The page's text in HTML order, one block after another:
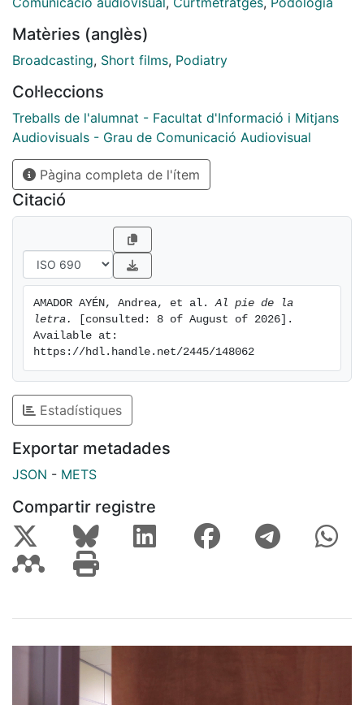
Moya Calero; Enregistrament i postproducció de so:
Marc Serrano i Farrerons; Muntatge: Isaac Ros
Pimentel; Postproducció: Dani Moya Calero. Equip
artístic: Mirena Nafarrete, Gonzalo López, Montserrat
Vega.
Matèries (anglès)
Broadcasting, Short films, Podiatry
Col·leccions
Treballs de l'alumnat - Facultat d'Informació i Mitjans
Audiovisuals - Grau de Comunicació Audiovisual
Pàgina completa de l'ítem
Citació
AMADOR AYÉN, Andrea, et al. Al pie de la
letra.
[consulted: 8 of August of 2026].
Available at:
https://hdl.handle.net/2445/148062
Estadístiques
Exportar metadades
JSON - METS
Compartir registre